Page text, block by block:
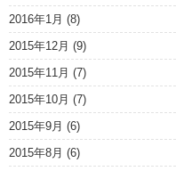
2016年1月 (8)
2015年12月 (9)
2015年11月 (7)
2015年10月 (7)
2015年9月 (6)
2015年8月 (6)